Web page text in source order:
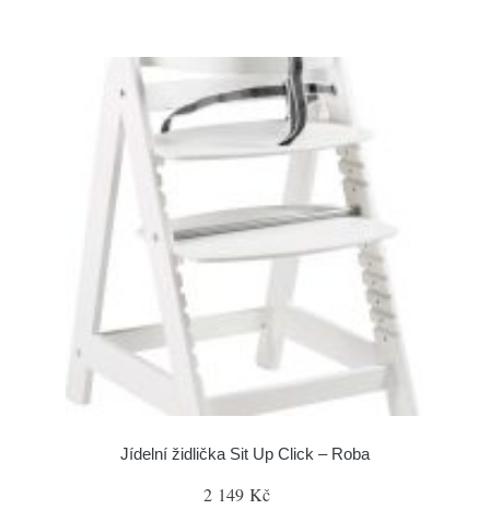
Jídelní židlička Sit Up Click – Roba
2 149 Kč